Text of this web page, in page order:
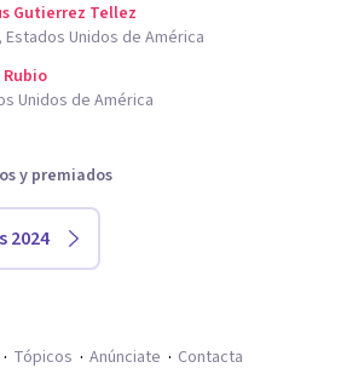
Gutierrez Tellez
Estados Unidos de América
Unidos de América
y premiados
2024
Tópicos Anúnciate Contacta